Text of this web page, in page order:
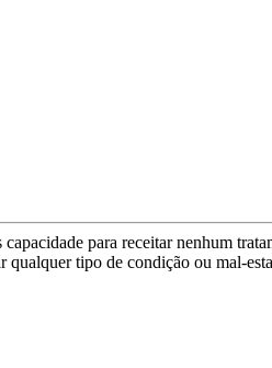
para receitar nenhum
qualquer tipo de condição ou mal-